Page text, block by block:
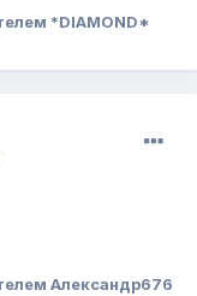
*DIAMOND*
Александр676